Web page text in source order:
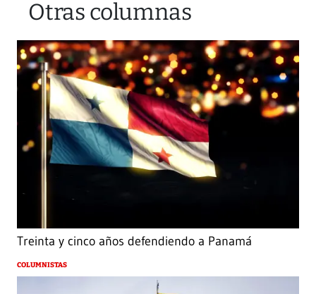
Otras columnas
Treinta y cinco años defendiendo a Panamá
COLUMNISTAS